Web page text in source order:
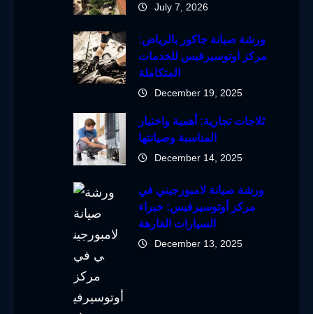
July 7, 2026
ورشة صيانة جاكور بالرياض:
مركز اوتوسيرفيس للخدمات
المتكاملة
December 19, 2025
ثلاجات تجارية: أهمية واختيار
المناسبة وصيانتها
December 14, 2025
ورشة صيانة لامبورجيني في
مركز أوتوسيرفيس: خبراء
السيارات الفارهة
December 13, 2025